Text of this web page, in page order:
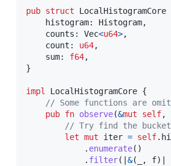
pub struct LocalHistogramCore
    histogram
: Histogram,
    counts
: Vec<u64>,
    count
: u64,
    sum
: f64,
}
impl LocalHistogramCore {
// Some functions are
pub fn observe(&mut self,
// Try find the
let mut iter = self.
. enumerate( )
. filter( &( , f)